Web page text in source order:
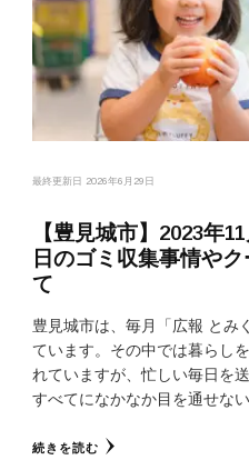
最終更新日 2026年6月29日
【豊見城市】2023年
日のゴミ収集事情や
て
豊見城市は、毎月「広報 とみ
ています。その中では暮らし
れていますが、忙しい毎日を
すべてになかなか目を通せな
続きを読む